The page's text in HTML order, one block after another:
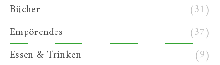
Bücher
(31)
Empörendes
(37)
Essen & Trinken
(9)